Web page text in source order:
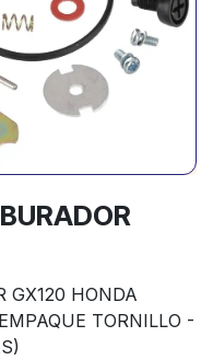
GX120 HONDA
TORNILLO -